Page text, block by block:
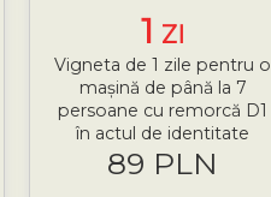
1 ZI
Vigneta de 1 zile pentru o
mașină de până la 7
persoane cu remorcă D1
în actul de identitate
89 PLN